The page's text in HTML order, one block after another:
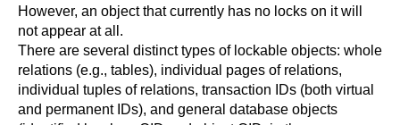
However, an object that currently has no locks on it will
not appear at all.
There are several distinct types of lockable objects: whole
relations (e.g., tables), individual pages of relations,
individual tuples of relations, transaction IDs (both virtual
and permanent IDs), and general database objects